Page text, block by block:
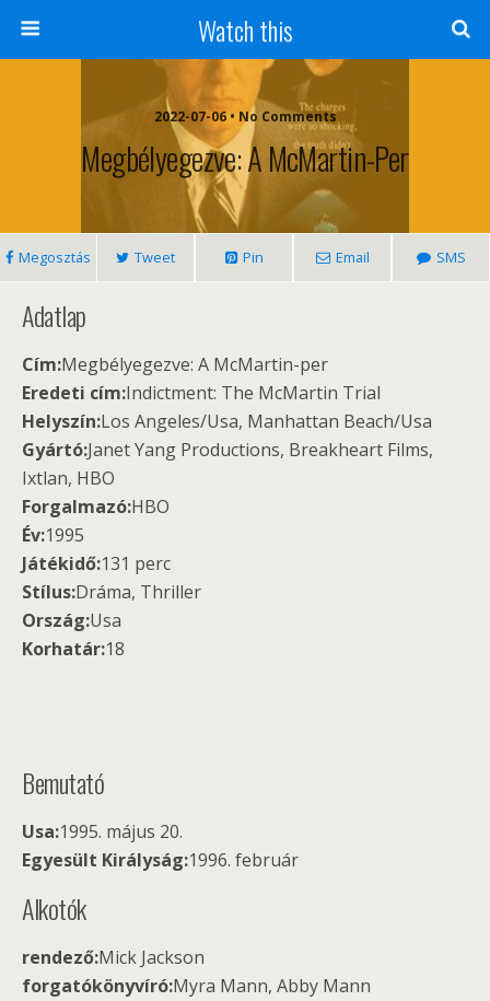
Watch this
2022-07-06 • No Comments
Megbélyegezve: A McMartin-Per
Megosztás Tweet Pin Email SMS
Adatlap
Cím:Megbélyegezve: A McMartin-per
Eredeti cím:Indictment: The McMartin Trial
Helyszín:Los Angeles/Usa, Manhattan Beach/Usa
Gyártó:Janet Yang Productions, Breakheart Films,
Ixtlan, HBO
Forgalmazó:HBO
Év:1995
Játékidő:131 perc
Stílus:Dráma, Thriller
Ország:Usa
Korhatár:18
Bemutató
Usa:1995. május 20.
Egyesült Királyság:1996. február
Alkotók
rendező:Mick Jackson
forgatókönyvíró:Myra Mann, Abby Mann